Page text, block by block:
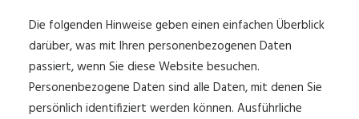
Die folgenden Hinweise geben einen einfachen Überblick
darüber, was mit Ihren personenbezogenen Daten
passiert, wenn Sie diese Website besuchen.
Personenbezogene Daten sind alle Daten, mit denen Sie
persönlich identifiziert werden können. Ausführliche